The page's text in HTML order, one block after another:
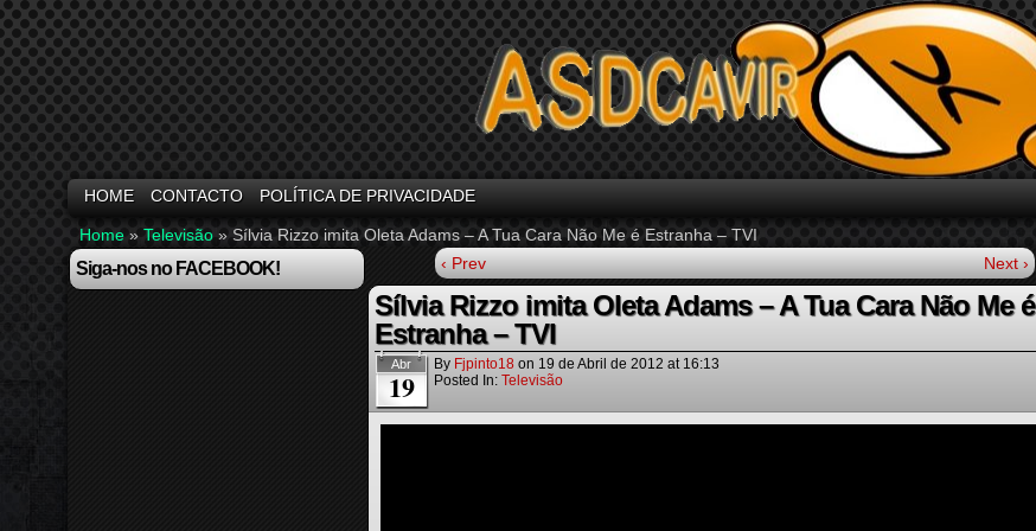
HOME CONTACTO POLÍTICA DE PRIVACIDADE
Home » Televisão » Sílvia Rizzo imita Oleta Adams – A Tua Cara Não Me é Estranha – TVI
Siga-nos no FACEBOOK! ‹ Prev Next ›
Sílvia Rizzo imita Oleta Adams – A Tua Cara Não Me é
Estranha – TVI
Abr
19
By Fjpinto18 on 19 de Abril de 2012 at 16:13
Posted In: Televisão